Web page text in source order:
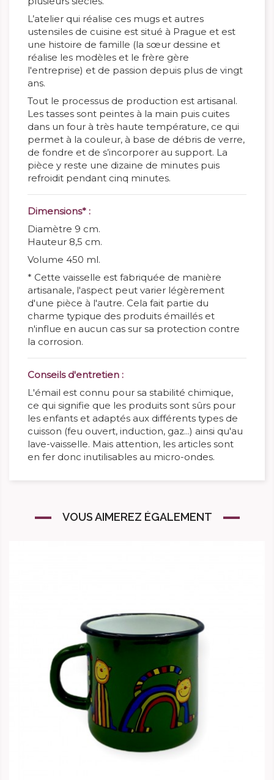
L’atelier qui réalise ces mugs et autres
ustensiles de cuisine est situé à Prague et est
une histoire de famille (la sœur dessine et
réalise les modèles et le frère gère
l'entreprise) et de passion depuis plus de vingt
ans.
Tout le processus de production est artisanal.
Les tasses sont peintes à la main puis cuites
dans un four à très haute température, ce qui
permet à la couleur, à base de débris de verre,
de fondre et de s’incorporer au support. La
pièce y reste une dizaine de minutes puis
refroidit pendant cinq minutes.
Dimensions* :
Diamètre 9 cm.
Hauteur 8,5 cm.
Volume 450 ml.
* Cette vaisselle est fabriquée de manière
artisanale, l'aspect peut varier légèrement
d'une pièce à l'autre. Cela fait partie du
charme typique des produits émaillés et
n'influe en aucun cas sur sa protection contre
la corrosion.
Conseils d'entretien :
L'émail est connu pour sa stabilité chimique,
ce qui signifie que les produits sont sûrs pour
les enfants et adaptés aux différents types de
cuisson (feu ouvert, induction, gaz...) ainsi qu'au
lave-vaisselle. Mais attention, les articles sont
en fer donc inutilisables au micro-ondes.
VOUS AIMEREZ ÉGALEMENT